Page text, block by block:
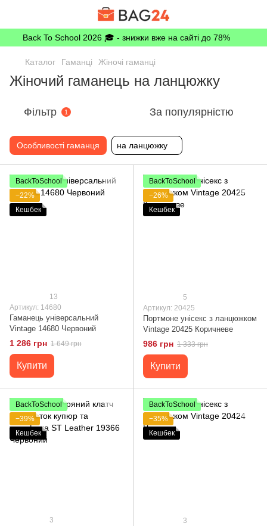
Back To School 2026 🎓 - знижки вже на сайті до 78%
Каталог Гаманці Жіночі гаманці
Жіночий гаманець на ланцюжку
Фільтр 1 За популярністю
Особливості гаманця на ланцюжку
BackToSchool
−22%
Кешбек
13
Артикул: 14680
Гаманець універсальний
Vintage 14680 Червоний
1 286 грн 1 649 грн
Купити
BackToSchool
−26%
Кешбек
5
Артикул: 20425
Портмоне унісекс з ланцюжком
Vintage 20425 Коричневе
986 грн 1 333 грн
Купити
BackToSchool
−39%
Кешбек
3
BackToSchool
−35%
Кешбек
3